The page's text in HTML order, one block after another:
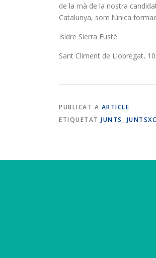
de la mà de la nostra
Catalunya, som l’única
Isidre Sierra Fusté
Sant Climent de Llobregat,
PUBLICAT A ARTICLE
ETIQUETAT JUNTS ,